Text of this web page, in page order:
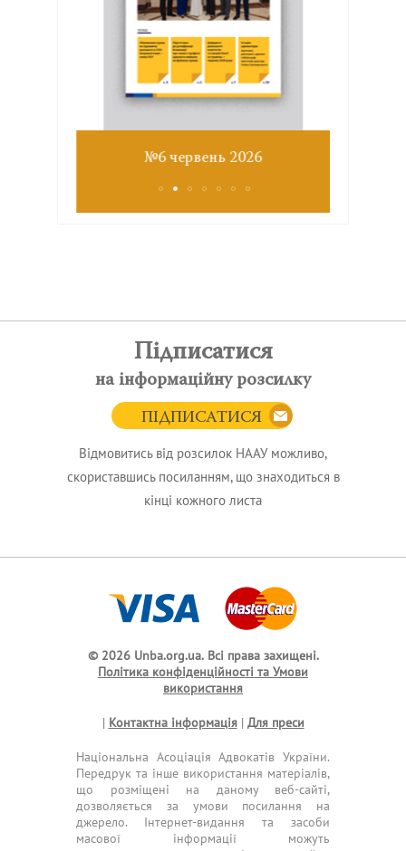
№6 червень 2026
Підписатися
на інформаційну розсилку
ПІДПИСАТИСЯ
Відмовитись від розсилок НААУ можливо,
скориставшись посиланням, що знаходиться в
кінці кожного листа
© 2026 Unba.org.ua. Всі права захищені.
Політика конфіденційності та Умови
використання
| Контактна інформація| Для преси
Національна Асоціація Адвокатів України.
Передрук та інше використання матеріалів,
що розміщені на даному веб-сайті,
дозволяється за умови посилання на
джерело. Інтернет-видання та засоби
масової інформації можуть